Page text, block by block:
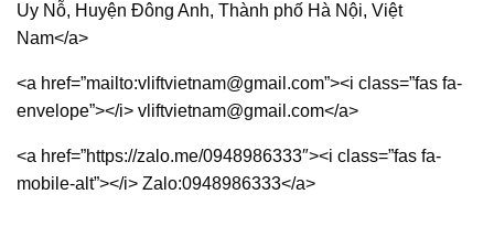
Uy Nỗ, Huyện Đông Anh, Thành phố Hà Nội, Việt
Nam</a>
<a href=”mailto:vliftvietnam@gmail.com”><i class=”fas fa-
envelope”></i> vliftvietnam@gmail.com</a>
<a href=”https://zalo.me/0948986333″><i class=”fas fa-
mobile-alt”></i> Zalo:0948986333</a>